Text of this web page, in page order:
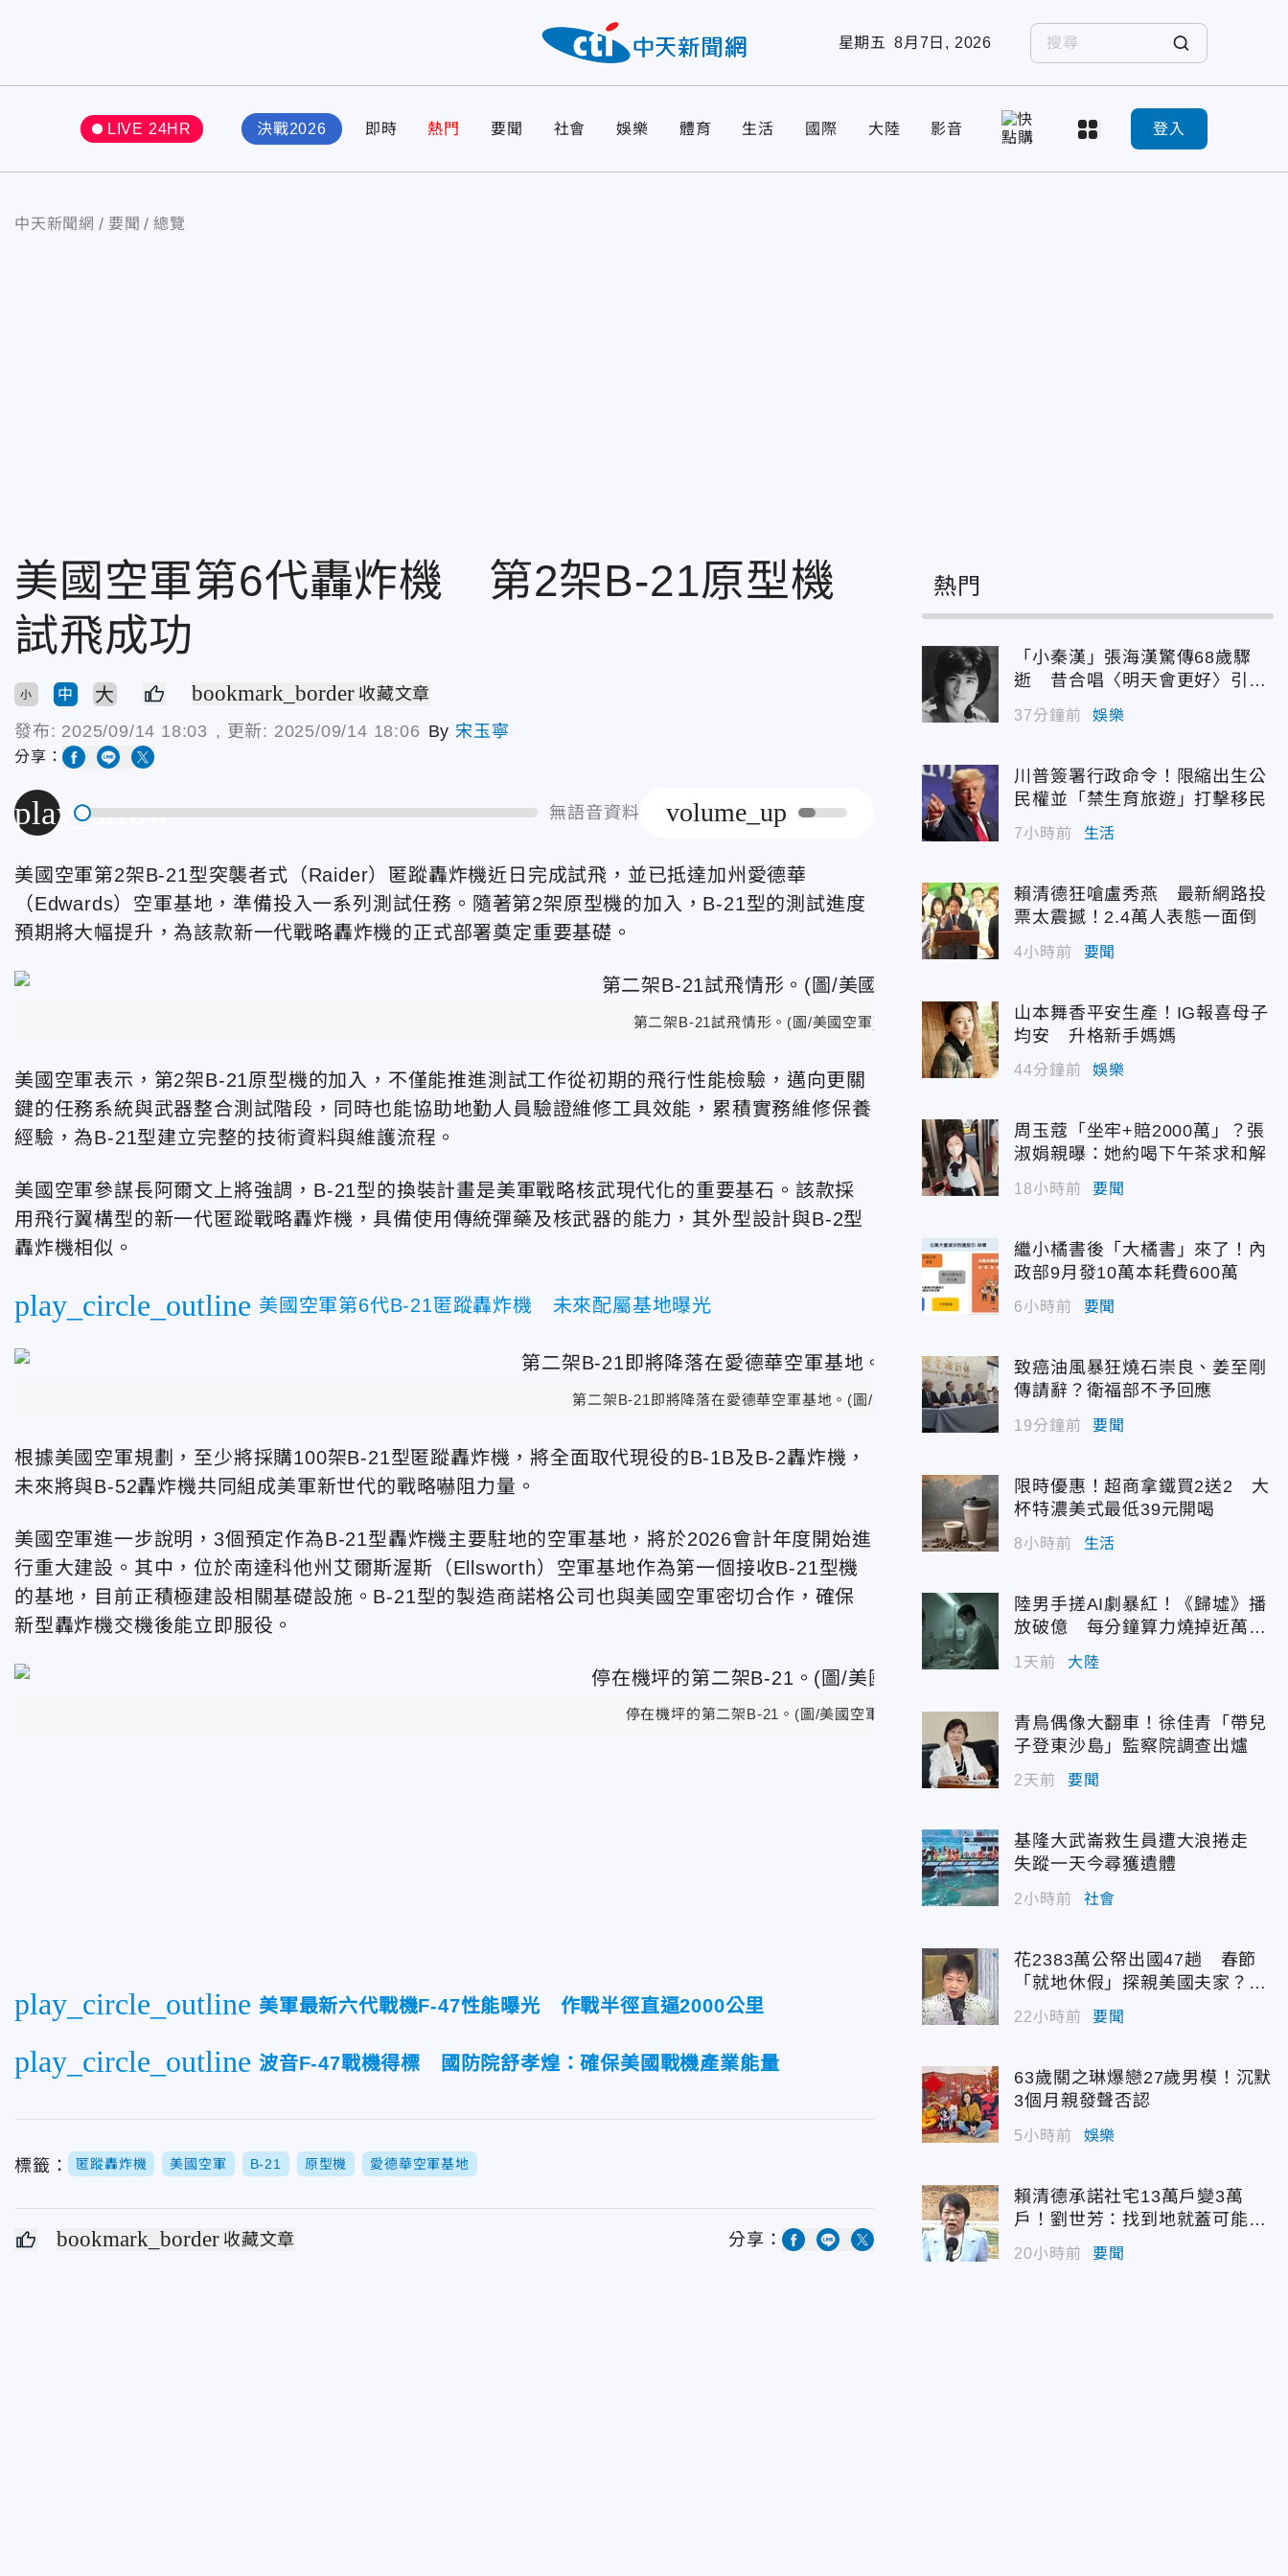
星期五 8月7日, 2026
LIVE 24HR 決戰2026 即時 熱門 要聞 社會 娛樂 體育 生活 國際 大陸 影音 登入
中天新聞網 要聞 總覽
美國空軍第6代轟炸機 第2架B-21原型機
試飛成功
小 中 大 bookmark_border 收藏文章
發布: 2025/09/14 18:03 , 更新: 2025/09/14 18:06 By宋玉寧
分享：
play_arrow 無語音資料 volume_up
美國空軍第2架B-21型突襲者式（Raider）匿蹤轟炸機近日完成試飛，並已抵達加州愛德華
（Edwards）空軍基地，準備投入一系列測試任務。隨著第2架原型機的加入，B-21型的測試進度
預期將大幅提升，為該款新一代戰略轟炸機的正式部署奠定重要基礎。
第二架B-21試飛情形。(圖/美國空軍)
美國空軍表示，第2架B-21原型機的加入，不僅能推進測試工作從初期的飛行性能檢驗，邁向更關
鍵的任務系統與武器整合測試階段，同時也能協助地勤人員驗證維修工具效能，累積實務維修保養
經驗，為B-21型建立完整的技術資料與維護流程。
美國空軍參謀長阿爾文上將強調，B-21型的換裝計畫是美軍戰略核武現代化的重要基石。該款採
用飛行翼構型的新一代匿蹤戰略轟炸機，具備使用傳統彈藥及核武器的能力，其外型設計與B-2型
轟炸機相似。
play_circle_outline 美國空軍第6代B-21匿蹤轟炸機 未來配屬基地曝光
第二架B-21即將降落在愛德華空軍基地。(圖/美國空軍)
根據美國空軍規劃，至少將採購100架B-21型匿蹤轟炸機，將全面取代現役的B-1B及B-2轟炸機，
未來將與B-52轟炸機共同組成美軍新世代的戰略嚇阻力量。
美國空軍進一步說明，3個預定作為B-21型轟炸機主要駐地的空軍基地，將於2026會計年度開始進
行重大建設。其中，位於南達科他州艾爾斯渥斯（Ellsworth）空軍基地作為第一個接收B-21型機
的基地，目前正積極建設相關基礎設施。B-21型的製造商諾格公司也與美國空軍密切合作，確保
新型轟炸機交機後能立即服役。
停在機坪的第二架B-21。(圖/美國空軍)
play_circle_outline 美軍最新六代戰機F-47性能曝光 作戰半徑直逼2000公里
play_circle_outline 波音F-47戰機得標 國防院舒孝煌：確保美國戰機產業能量
標籤： 匿蹤轟炸機 美國空軍 B-21 原型機 愛德華空軍基地
bookmark_border 收藏文章 分享：
熱門
「小秦漢」張海漢驚傳68歲驟
逝 昔合唱〈明天會更好〉引追
37分鐘前 娛樂
川普簽署行政命令！限縮出生公
民權並「禁生育旅遊」打擊移民
7小時前 生活
賴清德狂嗆盧秀燕 最新網路投
票太震撼！2.4萬人表態一面倒
4小時前 要聞
山本舞香平安生產！IG報喜母子
均安 升格新手媽媽
44分鐘前 娛樂
周玉蔻「坐牢+賠2000萬」？張
淑娟親曝：她約喝下午茶求和解
18小時前 要聞
繼小橘書後「大橘書」來了！內
政部9月發10萬本耗費600萬
6小時前 要聞
致癌油風暴狂燒石崇良、姜至剛
傳請辭？衛福部不予回應
19分鐘前 要聞
限時優惠！超商拿鐵買2送2 大
杯特濃美式最低39元開喝
8小時前 生活
陸男手搓AI劇暴紅！《歸墟》播
放破億 每分鐘算力燒掉近萬台
1天前 大陸
青鳥偶像大翻車！徐佳青「帶兒
子登東沙島」監察院調查出爐
2天前 要聞
基隆大武崙救生員遭大浪捲走
失蹤一天今尋獲遺體
2小時前 社會
花2383萬公帑出國47趟 春節
「就地休假」探親美國夫家？徐
佳青回應了
22小時前 要聞
63歲關之琳爆戀27歲男模！沉默
3個月親發聲否認
5小時前 娛樂
賴清德承諾社宅13萬戶變3萬
戶！劉世芳：找到地就蓋可能變
空餘屋
20小時前 要聞